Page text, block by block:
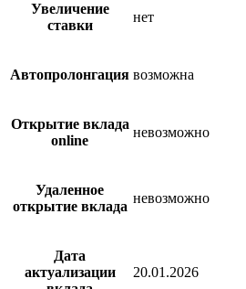
Увеличение
ставки
нет
Автопролонгация возможна
Открытие вклада
online
невозможно
Удаленное
открытие вклада
невозможно
Дата
актуализации
20.01.2026